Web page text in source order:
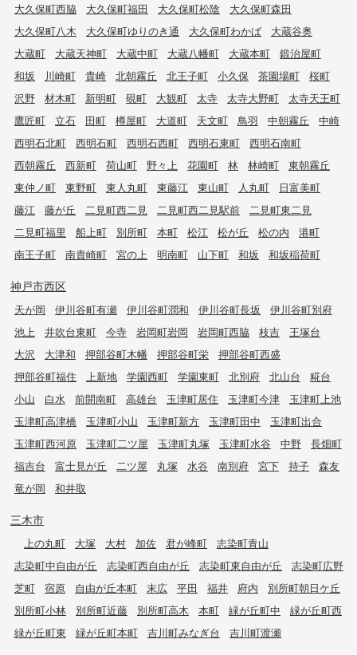
大久保町西脇
大久保町福田 大久保町松陰
大久保町森田
大久保町八木
大久保町ゆりのき通 大久保町わかば
大蔵谷奥
大蔵町
大蔵天神町 大蔵中町 大蔵八幡町 大蔵本町
鍛治屋町
和坂
川崎町 貴崎 北朝霧丘 北王子町 小久保 茶園場町
桜町
沢野
材木町 新明町 硯町 大観町 太寺 太寺大野町
太寺天王町
鷹匠町
立石 田町 樽屋町 大道町 天文町 鳥羽 中朝霧丘
中崎
西明石北町
西明石町 西明石西町 西明石東町
西明石南町
西朝霧丘
西新町 荷山町 野々上 花園町 林 林崎町
東朝霧丘
東仲ノ町
東野町 東人丸町 東藤江 東山町 人丸町
日富美町
藤江
藤が丘 二見町西二見 二見町西二見駅前
二見町東二見
二見町福里
船上町 別所町 本町 松江 松が丘 松の内
港町
南王子町
南貴崎町 宮の上 明南町 山下町 和坂 和坂稲荷町
神戸市西区
天が岡 伊川谷町有瀬 伊川谷町潤和 伊川谷町長坂
伊川谷町別府
池上
井吹台東町 今寺 岩岡町岩岡 岩岡町西脇 枝吉
王塚台
大沢
大津和 押部谷町木幡 押部谷町栄
押部谷町西盛
押部谷町福住
上新地 学園西町 学園東町 北別府 北山台
糀台
小山
白水 前開南町 高雄台 玉津町居住 玉津町今津
玉津町上池
玉津町高津橋
玉津町小山 玉津町新方 玉津町田中
玉津町出合
玉津町西河原
玉津町二ツ屋 玉津町丸塚 玉津町水谷 中野
長畑町
福吉台
富士見が丘 二ツ屋 丸塚 水谷 南別府 宮下 持子
森友
竜が岡
和井取
三木市
上の丸町 大塚 大村 加佐 君が峰町
志染町青山
志染町中自由が丘
志染町西自由が丘 志染町東自由が丘
志染町広野
芝町
宿原 自由が丘本町 末広 平田 福井 府内
別所町朝日ケ丘
別所町小林
別所町近藤 別所町高木 本町 緑が丘町中
緑が丘町西
緑が丘町東
緑が丘町本町 吉川町みなぎ台 吉川町渡瀬